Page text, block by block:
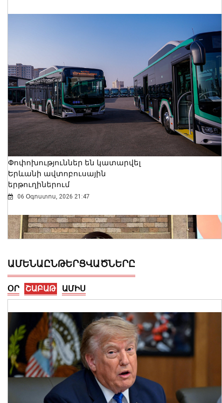
Փոփոխություններ են կատարվել
Երևանի ավտոբուսային
երթուղիներում
06 Օգոստոս, 2026 21:47
ԱԳ փոխնախարարը Նայրոբիում
ներկայացրել է COP17-ի
ԱՄԵՆԱԸՆԹԵՐՑՎԱԾՆԵՐԸ
ՕՐ ՇԱԲԱԹ ԱՄԻՍ